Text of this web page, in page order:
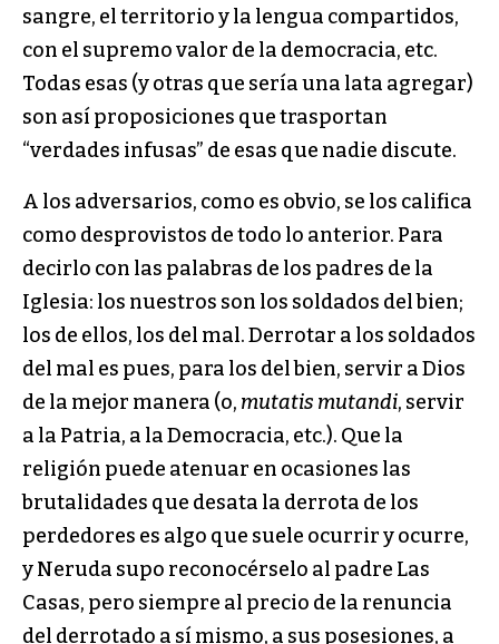
sangre, el territorio y la lengua compartidos,
con el supremo valor de la democracia, etc.
Todas esas (y otras que sería una lata agregar)
son así proposiciones que trasportan
“verdades infusas” de esas que nadie discute.
A los adversarios, como es obvio, se los califica
como desprovistos de todo lo anterior. Para
decirlo con las palabras de los padres de la
Iglesia: los nuestros son los soldados del bien;
los de ellos, los del mal. Derrotar a los soldados
del mal es pues, para los del bien, servir a Dios
de la mejor manera (o, mutatis mutandi, servir
a la Patria, a la Democracia, etc.). Que la
religión puede atenuar en ocasiones las
brutalidades que desata la derrota de los
perdedores es algo que suele ocurrir y ocurre,
y Neruda supo reconocérselo al padre Las
Casas, pero siempre al precio de la renuncia
del derrotado a sí mismo, a sus posesiones, a